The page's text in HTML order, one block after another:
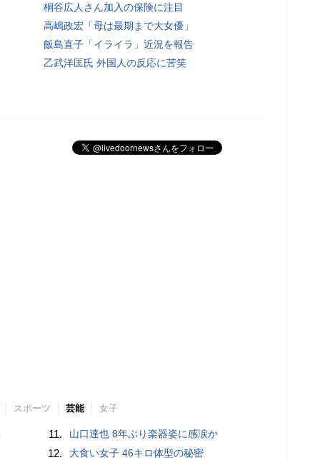
桐谷広人さん加入の保険に注目
高嶋政宏「母は最期まで大女優」
飯島直子「イライラ」近況を報告
乙武洋匡氏 外国人の反応に苦笑
スポーツ 芸能 女子
11. 山口達也 8年ぶり楽器姿に感涙か
12. 大食い女子 46キロ体型の秘密